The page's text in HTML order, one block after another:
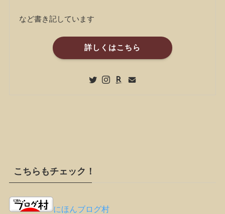
など書き記しています
詳しくはこちら
こちらもチェック！
にほんブログ村